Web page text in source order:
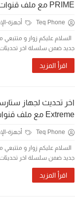
PRIME مع ملف قنوات مرتب 2022
Teq Phone أجهزة-
جديد ضمن سلسلة اخر تحديثات
اقرأ المزيد
Extreme مع ملف قنوات مرتب 2022
Teq Phone أجهزة-
جديد ضمن سلسلة اخر تحديثات
اقرأ المزيد